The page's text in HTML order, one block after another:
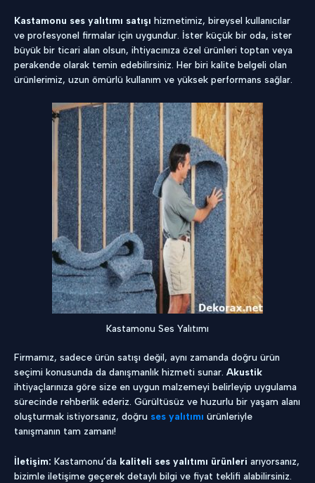
Kastamonu ses yalıtımı satışı hizmetimiz, bireysel kullanıcılar
ve profesyonel firmalar için uygundur. İster küçük bir oda, ister
büyük bir ticari alan olsun, ihtiyacınıza özel ürünleri toptan veya
perakende olarak temin edebilirsiniz. Her biri kalite belgeli olan
ürünlerimiz, uzun ömürlü kullanım ve yüksek performans sağlar.
Kastamonu Ses Yalıtımı
Firmamız, sadece ürün satışı değil, aynı zamanda doğru ürün
seçimi konusunda da danışmanlık hizmeti sunar. Akustik
ihtiyaçlarınıza göre size en uygun malzemeyi belirleyip uygulama
sürecinde rehberlik ederiz. Gürültüsüz ve huzurlu bir yaşam alanı
oluşturmak istiyorsanız, doğru ses yalıtımı ürünleriyle
tanışmanın tam zamanı!
İletişim: Kastamonu’da kaliteli ses yalıtımı ürünleri arıyorsanız,
bizimle iletişime geçerek detaylı bilgi ve fiyat teklifi alabilirsiniz.